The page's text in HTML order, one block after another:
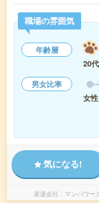
職場の雰囲気
年齢層
20代
男女比率
女性
気になる!
派遣会社 マンパワー